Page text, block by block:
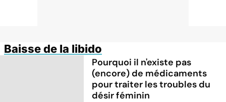
Baisse de la libido
Pourquoi il n'existe pas
(encore) de médicaments
pour traiter les troubles du
désir féminin